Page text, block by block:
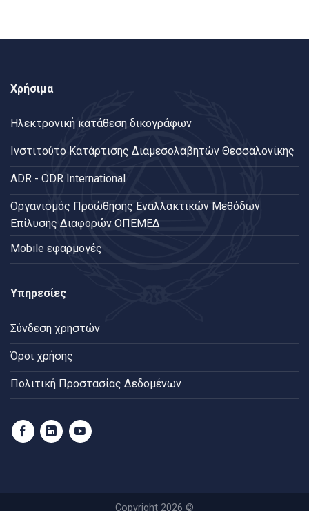
Χρήσιμα
Ηλεκτρονική κατάθεση δικογράφων
Ινστιτούτο Κατάρτισης Διαμεσολαβητών Θεσσαλονίκης
ADR - ODR International
Oργανισμός Προώθησης Εναλλακτικών Μεθόδων
Επίλυσης Διαφορών ΟΠΕΜΕΔ
Mobile εφαρμογές
Υπηρεσίες
Σύνδεση χρηστών
Όροι χρήσης
Πολιτική Προστασίας Δεδομένων
Copyright 2026 ©